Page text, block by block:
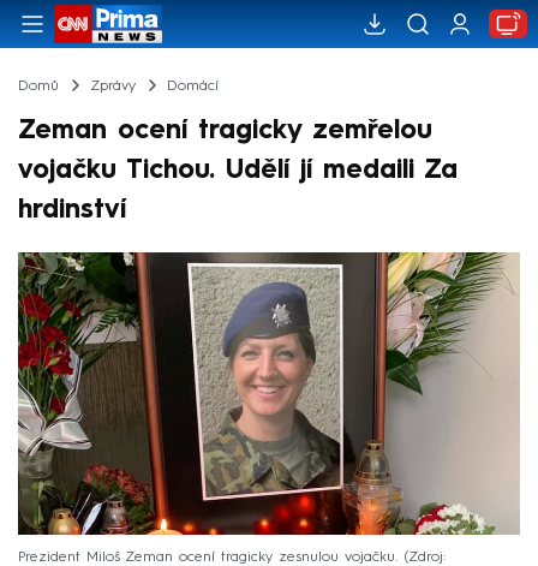
Domů Zprávy Domácí
Zeman ocení tragicky zemřelou
vojačku Tichou. Udělí jí medaili Za
hrdinství
Prezident Miloš Zeman ocení tragicky zesnulou vojačku.
Zdroj: